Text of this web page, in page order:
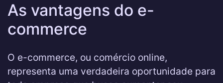
As vantagens do e-
commerce
O e-commerce, ou comércio online,
representa uma verdadeira oportunidade para